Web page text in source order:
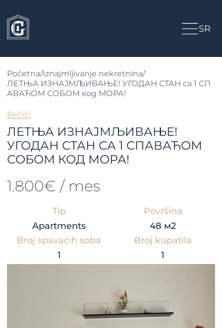
SR
Početna/Iznajmljivanje nekretnina/
ЛЕТЊА ИЗНАЈМЉИВАЊЕ! УГОДАН СТАН са 1 СП
АВАЋОМ СОБОМ код МОРА!
Bečići
ЛЕТЊА ИЗНАЈМЉИВАЊЕ!
УГОДАН СТАН СА 1 СПАВАЋОМ
СОБОМ КОД МОРА!
1.800€ / mes
Tip
Apartments
Površina
48 м2
Broj spavaćih soba
1
Broj kupatila
1